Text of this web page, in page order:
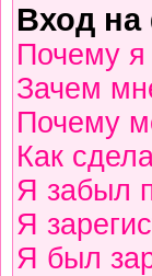
Вход на
Почему я
Зачем
Почему
Как
Я забыл
Я
Я был